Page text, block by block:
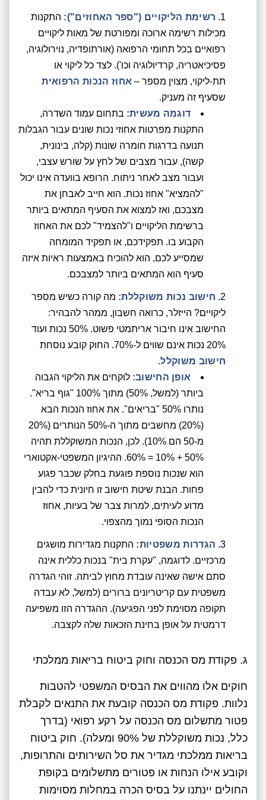
רשימת הליקויים ("ספר האחוזים"): התקנות
מכילות רשימה ארוכה ומפורטת של מאות ליקויים
רפואיים בכל תחומי הרפואה (אורתופדיה, נוירולוגיה,
פסיכיאטריה, קרדיולוגיה וכו'). לצד כל ליקוי או
תת-ליקוי, מצוין מספר – אחוז הנכות הרפואית
שסעיף זה מעניק.
דוגמה מעשית: בתחום עמוד השדרה,
התקנות מפרטות אחוזי נכות שונים עבור הגבלות
תנועה בדרגות חומרה שונות (קלה, בינונית,
קשה), עבור מצבים של לחץ על שורש עצבי,
ועבור מצב לאחר ניתוח. הרופא בוועדה אינו יכול
"להמציא" אחוז נכות. הוא חייב לאבחן את
מצבכם, ואז למצוא את הסעיף המתאים ביותר
ברשימת הליקויים ו"להצמיד" לכם את האחוז
הקבוע בו. תפקידכם, או תפקיד המומחה
שמסייע לכם, הוא להוכיח באמצעות ראיות איזה
סעיף הוא המתאים ביותר למצבכם.
חישוב נכות משוקללת: מה קורה כשיש מספר
ליקויים? הייזלר, כרואה חשבון, ממהר להבהיר:
החישוב אינו חיבור אריתמטי פשוט. 50% נכות ועוד
20% נכות אינם שווים ל-70%. החוק קובע נוסחת
חישוב משוקלל.
אופן החישוב: לוקחים את הליקוי הגבוה
ביותר (למשל, 50%) מתוך 100% "גוף בריא".
נותרו 50% "בריאים". את אחוז הנכות הבא
(20%) מחשבים מתוך ה-50% הנותרים (20%
מ-50 הם 10%). לכן, הנכות המשוקללת תהיה
50% + 10% = 60%. ההיגיון המשפטי-אקטוארי
הוא שנכות נוספת פוגעת בחלק שכבר פגוע
פחות. הבנת שיטת חישוב זו חיונית כדי להבין
מדוע לעיתים, למרות צבר של בעיות, אחוז
הנכות הסופי נמוך מהצפוי.
הגדרות משפטיות: התקנות מגדירות מושגים
מרכזיים. לדוגמה, "עקרת בית" בנכות כללית אינה
סתם אישה שאינה עובדת מחוץ לביתה. זוהי הגדרה
משפטית עם קריטריונים ברורים (למשל, לא עבדה
תקופה מסוימת לפני הפגיעה). ההגדרה הזו משפיעה
דרמטית על אופן בחינת הזכאות שלה לקצבה.
ג. פקודת מס הכנסה וחוק ביטוח בריאות ממלכתי
חוקים אלו מהווים את הבסיס המשפטי להטבות
נלוות. פקודת מס הכנסה קובעת את התנאים לקבלת
פטור מתשלום מס הכנסה על רקע רפואי (בדרך
כלל, נכות משוקללת של 90% ומעלה). חוק ביטוח
בריאות ממלכתי מגדיר את סל השירותים והתרופות,
וקובע אילו הנחות או פטורים מתשלומים בקופת
החולים יינתנו על בסיס הכרה במחלות מסוימות